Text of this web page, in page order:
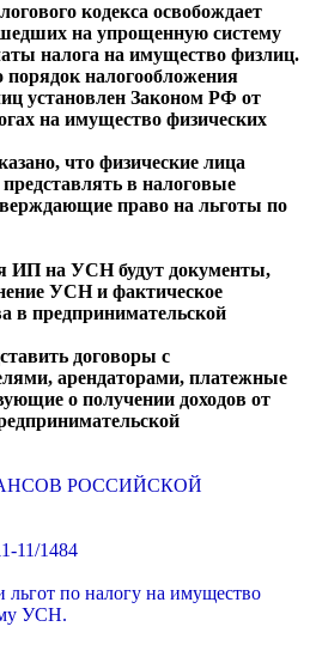
кодекса освобождает
на упрощенную систему
налога на имущество физлиц.
налогообложения
установлен Законом РФ от
на имущество физических
что физические лица
в налоговые
право на льготы по
ИП на УСН будут документы,
УСН и фактическое
в предпринимательской
договоры с
арендаторами, платежные
о получении доходов от
РОССИЙСКОЙ
11/1484
по налогу на имущество
УСН.